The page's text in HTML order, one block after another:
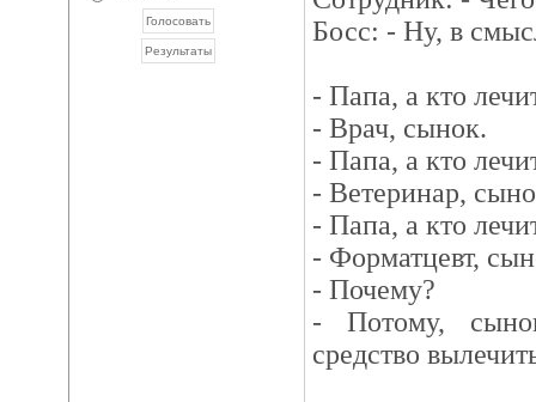
Босс: - Ну, в
- Папа, а кто
- Врач, сынок.
- Папа, а кто
- Ветеринар,
- Папа, а кто
- Форматцевт,
- Почему?
- Потому,
средство